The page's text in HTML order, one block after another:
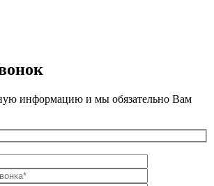
информацию и мы обязательно Вам